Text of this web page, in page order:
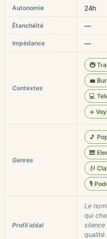
Autonomie 24h
Étanchéité —
Impédance —
Contextes
🚇
💼
💻
✈️
Genres
🎵
🎹
🎻
🎙️
Profil idéal
Le
qui
silence
qualité